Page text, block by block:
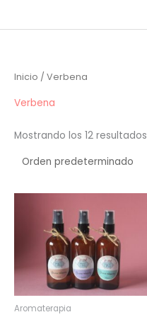
al
Inicio / Verbena
Verbena
Mostrando los 12 resultados
Aromaterapia